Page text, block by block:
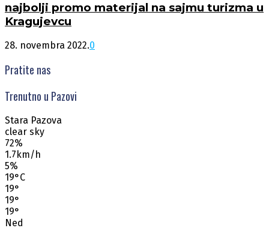
najbolji promo materijal na sajmu turizma u
Kragujevcu
28. novembra 2022.0
Pratite nas
Trenutno u Pazovi
Stara Pazova
clear sky
72%
1.7km/h
5%
19°C
19°
19°
19°
Ned